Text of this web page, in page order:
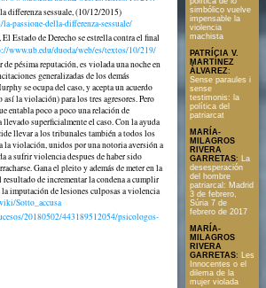
differenza sessuale, (10/12/2015)
passione-della-differenza-sessuale/
Estado de Derecho se estrella contra el final
www.ub.edu/duoda/web/es/textos/10/219/
de pésima reputación, es violada una noche en
generalizadas de los demás
se ocupa del caso, y acepta un acuerdo
la violación) para los tres agresores. Pero
entabla poco a poco una relación de
llevado superficialmente el caso. Con la ayuda
llevar a los tribunales también a todos los
la violación, unidos por una notoria aversión a
a sufrir violencia despues de haber sido
Gana el pleito y además de meter en la
de incrementar la condena a cumplir
imputación de lesiones culposas a violencia
Sotto_accusa
20180502/443189512054/psicologos-
simbólico vuelve
impensable la
violencia
machista
PATRÍCIA V.
MARTÍNEZ
ÀLVAREZ:
Sense paraules i
sense
testimonis: la
política del
patriarcat
MARÍA-
MILAGROS
RIVERA
GARRETAS: La
desesperación
del hombre
patriarcal: Madrid
3 de febrero,
Súria 7 de
febrero de 2017
MARÍA-
MILAGROS
RIVERA
GARRETAS: Les
Innocentes o el
dilema de la
mujer violada